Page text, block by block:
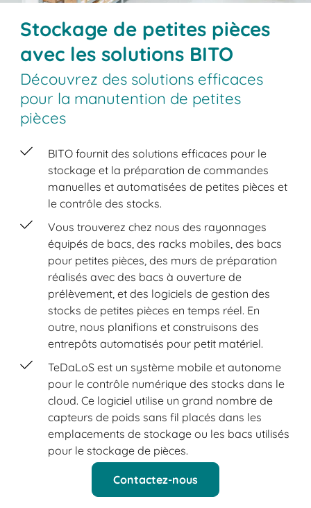
Stockage de petites pièces
avec les solutions BITO
Découvrez des solutions efficaces
pour la manutention de petites
pièces
BITO fournit des solutions efficaces pour le
stockage et la préparation de commandes
manuelles et automatisées de petites pièces et
le contrôle des stocks.
Vous trouverez chez nous des rayonnages
équipés de bacs, des racks mobiles, des bacs
pour petites pièces, des murs de préparation
réalisés avec des bacs à ouverture de
prélèvement, et des logiciels de gestion des
stocks de petites pièces en temps réel. En
outre, nous planifions et construisons des
entrepôts automatisés pour petit matériel.
TeDaLoS est un système mobile et autonome
pour le contrôle numérique des stocks dans le
cloud. Ce logiciel utilise un grand nombre de
capteurs de poids sans fil placés dans les
emplacements de stockage ou les bacs utilisés
pour le stockage de pièces.
Contactez-nous